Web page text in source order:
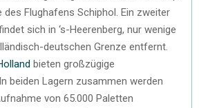
des Flughafens Schiphol. Ein zweiter
sich in ‘s-Heerenberg, nur wenige
deutschen Grenze entfernt.
bieten großzügige
beiden Lagern zusammen werden
von 65.000 Paletten